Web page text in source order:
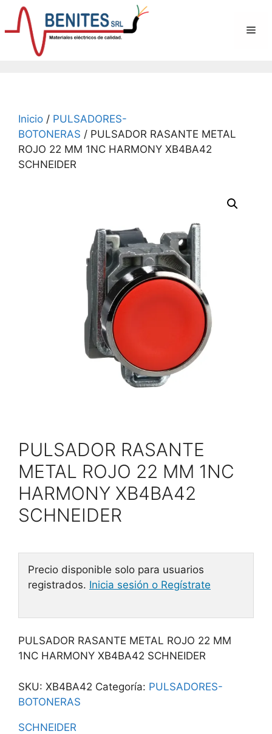
Saltar
contenido
Inicio / PULSADORES-
BOTONERAS / PULSADOR RASANTE METAL
ROJO 22 MM 1NC HARMONY XB4BA42
SCHNEIDER
PULSADOR RASANTE
METAL ROJO 22 MM 1NC
HARMONY XB4BA42
SCHNEIDER
Precio disponible solo para usuarios
registrados. Inicia sesión o Regístrate
PULSADOR RASANTE METAL ROJO 22 MM
1NC HARMONY XB4BA42 SCHNEIDER
SKU: XB4BA42 Categoría: PULSADORES-
BOTONERAS
SCHNEIDER